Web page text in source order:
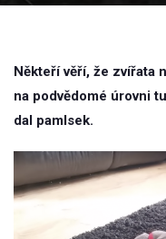
Někteří věří, že zvířata
na podvědomé úrovni
dal pamlsek.